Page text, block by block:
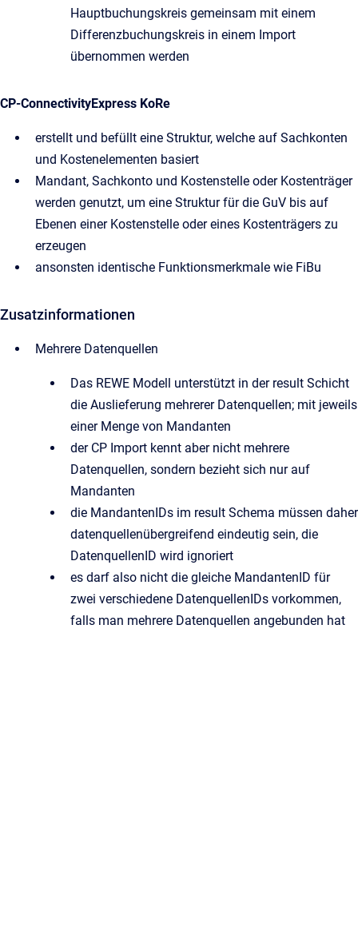
Hauptbuchungskreis gemeinsam mit einem
Differenzbuchungskreis in einem Import
übernommen werden
CP-ConnectivityExpress KoRe
erstellt und befüllt eine Struktur, welche auf Sachkonten
und Kostenelementen basiert
Mandant, Sachkonto und Kostenstelle oder Kostenträger
werden genutzt, um eine Struktur für die GuV bis auf
Ebenen einer Kostenstelle oder eines Kostenträgers zu
erzeugen
ansonsten identische Funktionsmerkmale wie FiBu
Zusatzinformationen
Mehrere Datenquellen
Das REWE Modell unterstützt in der result Schicht
die Auslieferung mehrerer Datenquellen; mit jeweils
einer Menge von Mandanten
der CP Import kennt aber nicht mehrere
Datenquellen, sondern bezieht sich nur auf
Mandanten
die MandantenIDs im result Schema müssen daher
datenquellenübergreifend eindeutig sein, die
DatenquellenID wird ignoriert
es darf also nicht die gleiche MandantenID für
zwei verschiedene DatenquellenIDs vorkommen,
falls man mehrere Datenquellen angebunden hat